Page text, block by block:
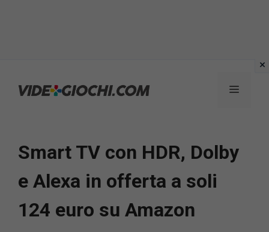
Menu
Smart TV con HDR, Dolby
e Alexa in offerta a soli
124 euro su Amazon